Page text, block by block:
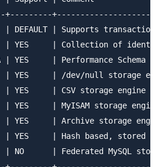
+---------
| Supports
| YES     | Collection
| YES     |
| YES     | /dev/null
| YES     | CSV storage
| YES     | MyISAM
| YES     | Archive
| YES     | Hash based,
| NO      | Federated